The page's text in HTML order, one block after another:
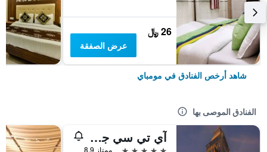
26 ﷼
عرض الصفقة
شاهد أرخص الفنادق في مومباي
الفنادق الموصى بها
آي تي سي جراند سنترال، أحد فنادق لوكشري كولكشن، مومباي
5 نجوم
ممتاز 8.9